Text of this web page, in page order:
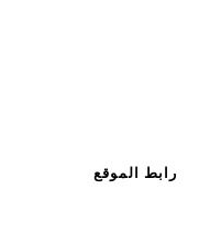
رابط الموقع